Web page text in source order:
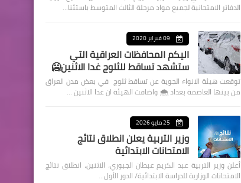
الدفاتر الامتحانية لجميع مواد مرحلة الثالث المتوسط باستثنا…
09 فبراير 2020
اليكم المحافظات العراقية التي
ستشهد تساقط للثلوج غدا الاثنين🥶
توقعت هيئة الانواء الجوية عن تساقط ثلوج في بعض مدن العراق
من بينها العاصمة بغداد ⁦🌨️⁩ واضافت الهيئة ان غدا الاثنين …
25 مايو 2026
وزير التربية يعلن انطلاق نتائج
الامتحانات الابتدائية
أعلن وزير التربية عبد الكريم عبطان الجبوري، الاثنين، انطلاق نتائج
الامتحانات الوزارية للدراسة الابتدائية/ الدور الأول…